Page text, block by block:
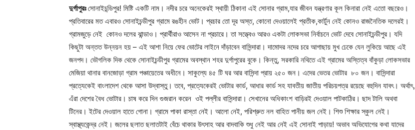
দুর্গাপুরঃসোনাইচন্ডিপুর! মিষ্টি একটি নাম। নদীর চরে অনেকেরই স্থায়ী ঠিকানা এই সোনার গ্রাম,যার জীবন যন্ত্রণার কূল কিনারা নেই এতো বছরেও।
প্রতিবারের মত এবারও সোনাইচন্ডীপুর গ্রামে রঙহীন ভোট। প্রচার তো দূর অস্ত, কোনো দেওয়ালেই প্রতীক,কার্টুন নেই কোনও রাজনৈতিক দলেরই।
গ্রামজুড়ে নেই কোনও দলের ঝান্ডাও। প্রার্থীরাও আসেন না প্রচারে। তা সত্ত্বেও আরও একটা লোকসভা নির্বাচনে ভোট দেবে সোনাইচন্ডীপুর। যদি
কিছুটা অন্তত উন্নয়ন হয় – এই আশা নিয়ে ফের ভোটের লাইনে দাঁড়াবেন বাসিন্দারা। দামোদর নদের চরে আগাছায় মুখ ঢেকে যেন লুকিয়ে আছে এই
জনপদ। ভৌগলিক দিক থেকে সোনাইচন্ডীপুর গ্রামের অবস্থান শহর দুর্গাপুরের বুকে। কিন্তু, সরকারি নথিতে এই গ্রামের অস্তিত্ব বাঁকুড়া লোকসভার
মেজিয়া থানার বানজোড়া গ্রাম পঞ্চায়েতের অধীনে। সাকুল্যে ৪৫ টি ঘর আর বাসিন্দা প্রায় ২৫০ জন। এদের ভেতর ভোটার ৮০ জন। বাসিন্দারা
প্রত্যেকেই বাংলাদেশ থেকে আসা উদ্বাস্তু। তবে, প্রত্যেকেরই ভোটার কার্ড, আধার কার্ড সহ যাবতীয় জাতীয় পরিচয়পত্র রয়েছে বহুদিন যাবৎ। অর্থাৎ,
এঁরা দেশের বৈধ ভোটার। চাষ করে দিন গুজরান করেন ওই পল্লীর বাসিন্দারা। সেখানের অধিকাংশ বাড়িরই দেওয়াল পাটকাঠির। ছাদ টালি অথবা
টিনের। ইটের দেওয়াল হাতে গোনা। গ্রামে পাকা রাস্তা নেই। আলো নেই, পরিশ্রুত নল বাহিত পানীয় জল নেই। শিশু শিক্ষার স্কুল নেই।
স্বাস্থ্যকেন্দ্র নেই। জলের ছলাত ছলাতটাই বেঁচে থাকার উৎসাহ আর বাদবাকি শুধু নেই আর নেই এই সোনাই পাড়ায়! অভাব অভিযোগের কথা যাদের